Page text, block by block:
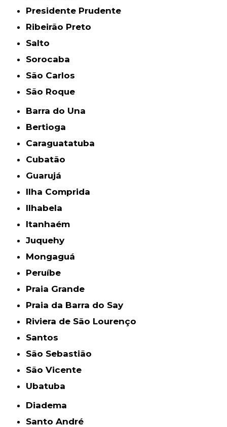
Presidente Prudente
Ribeirão Preto
Salto
Sorocaba
São Carlos
São Roque
Barra do Una
Bertioga
Caraguatatuba
Cubatão
Guarujá
Ilha Comprida
Ilhabela
Itanhaém
Juquehy
Mongaguá
Peruíbe
Praia Grande
Praia da Barra do Say
Riviera de São Lourenço
Santos
São Sebastião
São Vicente
Ubatuba
Diadema
Santo André